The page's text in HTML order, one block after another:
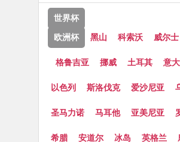
世界杯
欧洲杯 黑山 科索沃 威尔士
格鲁吉亚 挪威 土耳其 意
以色列 斯洛伐克 爱沙尼亚
圣马力诺 马耳他 亚美尼亚
希腊 安道尔 冰岛 英格兰